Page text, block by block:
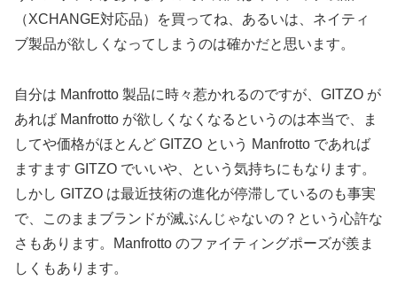
（XCHANGE対応品）を買ってね、あるいは、ネイティ
ブ製品が欲しくなってしまうのは確かだと思います。
自分は Manfrotto 製品に時々惹かれるのですが、GITZO が
あれば Manfrotto が欲しくなくなるというのは本当で、ま
してや価格がほとんど GITZO という Manfrotto であれば
ますます GITZO でいいや、という気持ちにもなります。
しかし GITZO は最近技術の進化が停滞しているのも事実
で、このままブランドが滅ぶんじゃないの？という心許な
さもあります。Manfrotto のファイティングポーズが羨ま
しくもあります。